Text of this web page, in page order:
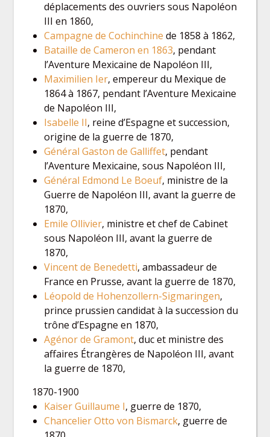
déplacements des ouvriers sous Napoléon
III en 1860,
Campagne de Cochinchine de 1858 à 1862,
Bataille de Cameron en 1863, pendant
l’Aventure Mexicaine de Napoléon III,
Maximilien Ier, empereur du Mexique de
1864 à 1867, pendant l’Aventure Mexicaine
de Napoléon III,
Isabelle II, reine d’Espagne et succession,
origine de la guerre de 1870,
Général Gaston de Galliffet, pendant
l’Aventure Mexicaine, sous Napoléon III,
Général Edmond Le Boeuf, ministre de la
Guerre de Napoléon III, avant la guerre de
1870,
Emile Ollivier, ministre et chef de Cabinet
sous Napoléon III, avant la guerre de
1870,
Vincent de Benedetti, ambassadeur de
France en Prusse, avant la guerre de 1870,
Léopold de Hohenzollern-Sigmaringen,
prince prussien candidat à la succession du
trône d’Espagne en 1870,
Agénor de Gramont, duc et ministre des
affaires Étrangères de Napoléon III, avant
la guerre de 1870,
1870-1900
Kaiser Guillaume I, guerre de 1870,
Chancelier Otto von Bismarck, guerre de